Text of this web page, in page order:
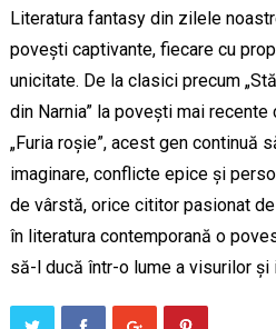
Literatura fantasy din zilele
povești captivante, fiecare cu
unicitate. De la clasici precum
din Narnia” la povești mai recente
„Furia roșie”, acest gen continuă
imaginare, conflicte epice și
de vârstă, orice cititor pasionat
în literatura contemporană o
să-l ducă într-o lume a visurilor și